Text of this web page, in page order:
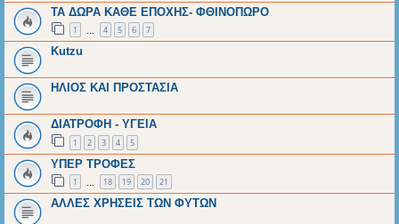
ΤΑ ΔΩΡΑ ΚΑΘΕ ΕΠΟΧΗΣ- ΦΘΙΝΟΠΩΡΟ
1 4 5 6 7
Kutzu
ΗΛΙΟΣ ΚΑΙ ΠΡΟΣΤΑΣΙΑ
ΔΙΑΤΡΟΦΗ - ΥΓΕΙΑ
1 2 3 4 5
ΥΠΕΡ ΤΡΟΦΕΣ
1 18 19 20 21
ΑΛΛΕΣ ΧΡΗΣΕΙΣ ΤΩΝ ΦΥΤΩΝ